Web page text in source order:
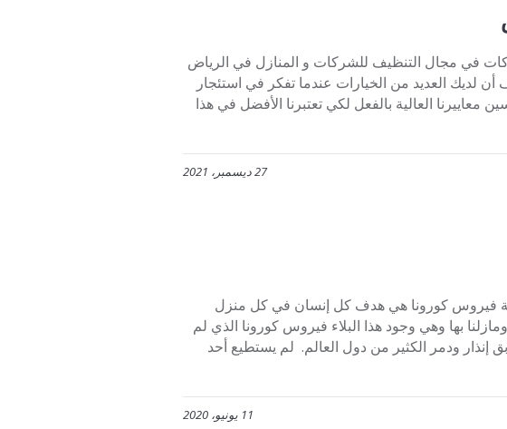
في مجال التنظيف للشركات و المنازل في الرياض
ونعرف أن لديك العديد من الخيارات عندما تفكر في استئجار
العالية بالفعل لكي تعتبرنا الأفضل في هذا
27 ديسمبر، 2021
فيروس كورونا هي هدف كل إنسان في كل منزل
بها وهي وجود هذا البلاء فيروس كورونا الذي لم
ودمر الكثير من دول العالم. لم يستطيع أحد
11 يونيو، 2020